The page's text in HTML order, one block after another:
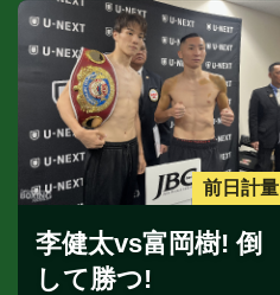
前日計量
李健太vs富岡樹! 倒
して勝つ!